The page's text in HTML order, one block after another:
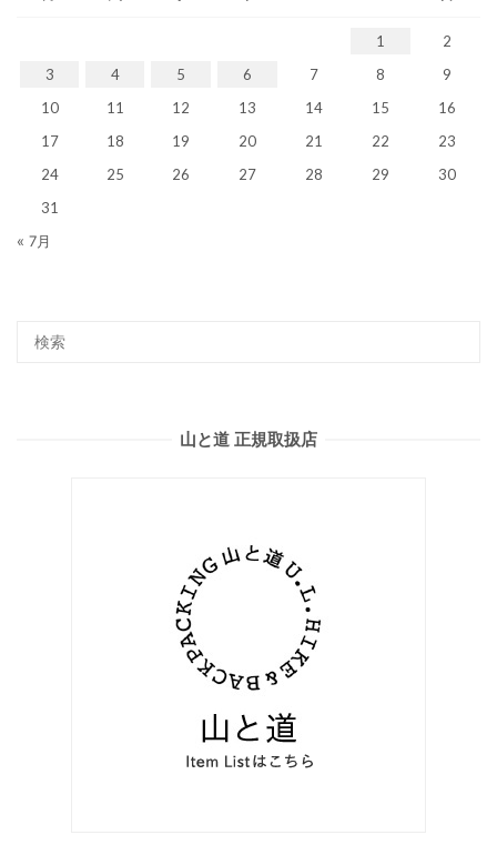
1
2
3
4 5 6 7 8
9
10
11 12 13 14 15
16
17
18 19 20 21 22
23
24
25 26 27 28 29
30
31
« 7月
山と道 正規取扱店